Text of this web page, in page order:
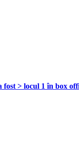
fost > locul 1 în box